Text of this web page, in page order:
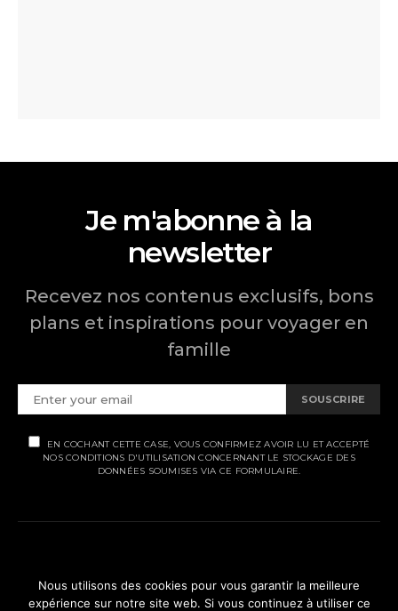
Je m'abonne à la
newsletter
Recevez nos contenus exclusifs, bons
plans et inspirations pour voyager en
famille
SOUSCRIRE
EN COCHANT CETTE CASE, VOUS CONFIRMEZ AVOIR LU ET ACCEPTÉ
NOS CONDITIONS D'UTILISATION CONCERNANT LE STOCKAGE DES
DONNÉES SOUMISES VIA CE FORMULAIRE.
MENTIONS LÉGALES
POLITIQUE DE CONFIDENTIALITÉ
Nous utilisons des cookies pour vous garantir la meilleure
expérience sur notre site web. Si vous continuez à utiliser ce